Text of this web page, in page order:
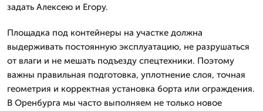
задать Алексею и Егору.
Площадка под контейнеры на участке должна
выдерживать постоянную эксплуатацию, не разрушаться
от влаги и не мешать подъезду спецтехники. Поэтому
важны правильная подготовка, уплотнение слоя, точная
геометрия и корректная установка борта или ограждения.
В Оренбурга мы часто выполняем не только новое